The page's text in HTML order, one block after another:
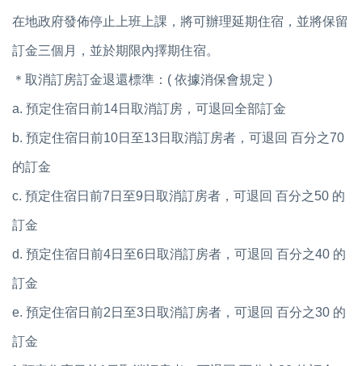
在地政府發佈停止上班上課，將可辦理延期住宿，並將保留
訂金三個月，並於期限內擇期住宿。
＊取消訂房訂金退還標準：( 依據消保會規定 )
a. 預定住宿日前14日取消訂房，可退回全部訂金
b. 預定住宿日前10日至13日取消訂房者，可退回 百分之70
的訂金
c. 預定住宿日前7日至9日取消訂房者，可退回 百分之50 的
訂金
d. 預定住宿日前4日至6日取消訂房者，可退回 百分之40 的
訂金
e. 預定住宿日前2日至3日取消訂房者，可退回 百分之30 的
訂金